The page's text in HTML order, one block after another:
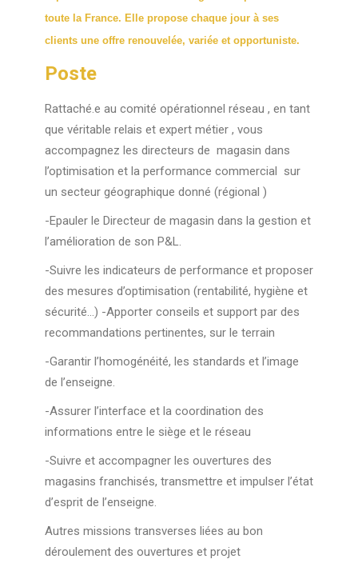
toute la France. Elle propose chaque jour à ses
clients une offre renouvelée, variée et opportuniste.
Poste
Rattaché.e au comité opérationnel réseau , en tant
que véritable relais et expert métier , vous
accompagnez les directeurs de magasin dans
l’optimisation et la performance commercial sur
un secteur géographique donné (régional )
-Epauler le Directeur de magasin dans la gestion et
l’amélioration de son P&L.
-Suivre les indicateurs de performance et proposer
des mesures d’optimisation (rentabilité, hygiène et
sécurité…) -Apporter conseils et support par des
recommandations pertinentes, sur le terrain
-Garantir l’homogénéité, les standards et l’image
de l’enseigne.
-Assurer l’interface et la coordination des
informations entre le siège et le réseau
-Suivre et accompagner les ouvertures des
magasins franchisés, transmettre et impulser l’état
d’esprit de l’enseigne.
Autres missions transverses liées au bon
déroulement des ouvertures et projet